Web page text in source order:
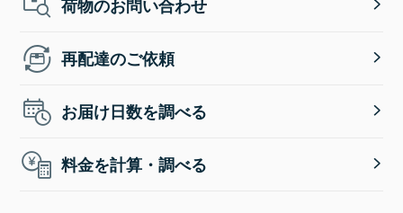
荷物のお問い合わせ
再配達のご依頼
お届け日数を調べる
料金を計算・調べる